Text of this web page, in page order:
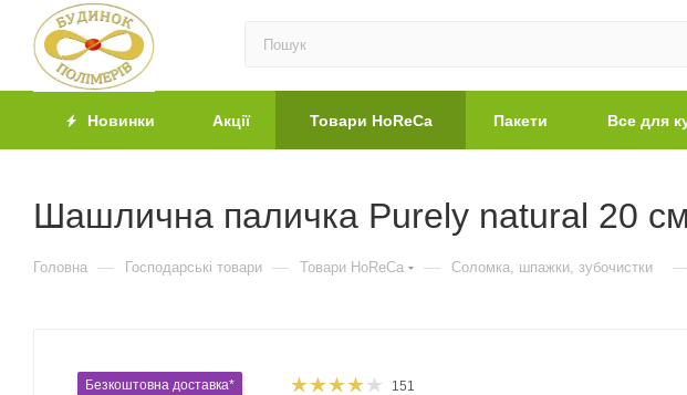
Новинки Акції Товари HoReCa Пакети Все для
Шашлична паличка Purely natural 20
Головна — Господарські товари — Товари HoReCa — Соломка, шпажки, зубочистки
Безкоштовна доставка* 151